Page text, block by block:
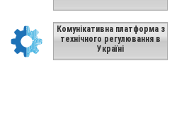
Комунікативна платформа з
технічного регулювання в
Україні